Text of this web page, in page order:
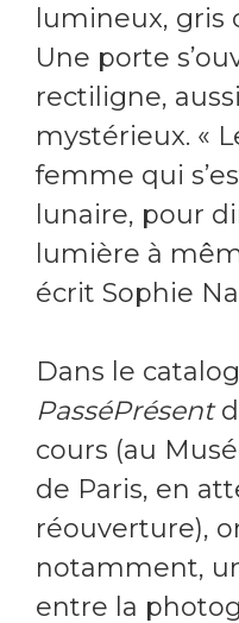
lumineux, gris
Une porte
rectiligne,
mystérieux. «
femme qui
lunaire, pour
lumière à
écrit Sophie
Dans le
PasséPrésent
cours (au
de Paris, en
réouverture),
notamment,
entre la